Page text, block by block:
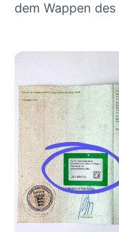
dem Wappen